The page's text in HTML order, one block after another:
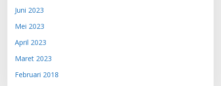
Juni 2023
Mei 2023
April 2023
Maret 2023
Februari 2018